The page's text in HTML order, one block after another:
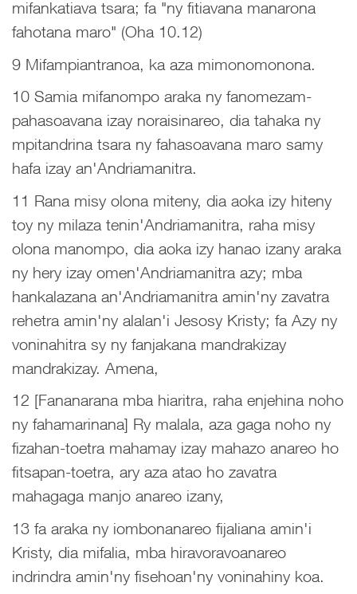
mifankatiava tsara; fa "ny fitiavana manarona
fahotana maro" (Oha 10.12)
9 Mifampiantranoa, ka aza mimonomonona.
10 Samia mifanompo araka ny fanomezam-
pahasoavana izay noraisinareo, dia tahaka ny
mpitandrina tsara ny fahasoavana maro samy
hafa izay an'Andriamanitra.
11 Rana misy olona miteny, dia aoka izy hiteny
toy ny milaza tenin'Andriamanitra, raha misy
olona manompo, dia aoka izy hanao izany araka
ny hery izay omen'Andriamanitra azy; mba
hankalazana an'Andriamanitra amin'ny zavatra
rehetra amin'ny alalan'i Jesosy Kristy; fa Azy ny
voninahitra sy ny fanjakana mandrakizay
mandrakizay. Amena,
12 [Fananarana mba hiaritra, raha enjehina noho
ny fahamarinana] Ry malala, aza gaga noho ny
fizahan-toetra mahamay izay mahazo anareo ho
fitsapan-toetra, ary aza atao ho zavatra
mahagaga manjo anareo izany,
13 fa araka ny iombonanareo fijaliana amin'i
Kristy, dia mifalia, mba hiravoravoanareo
indrindra amin'ny fisehoan'ny voninahiny koa.